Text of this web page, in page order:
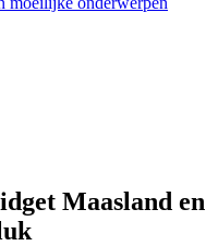
Maasland en